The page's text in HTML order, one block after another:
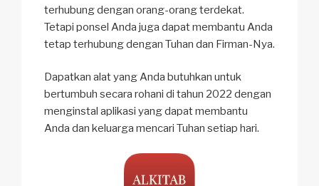
terhubung dengan orang-orang terdekat.
Tetapi ponsel Anda juga dapat membantu Anda
tetap terhubung dengan Tuhan dan Firman-Nya.
Dapatkan alat yang Anda butuhkan untuk
bertumbuh secara rohani di tahun 2022 dengan
menginstal aplikasi yang dapat membantu
Anda dan keluarga mencari Tuhan setiap hari.